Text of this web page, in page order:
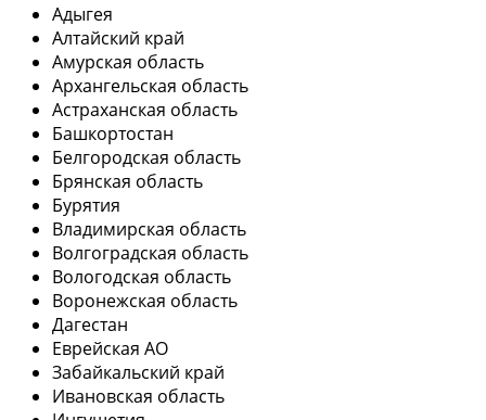
Адыгея
Алтайский край
Амурская область
Архангельская область
Астраханская область
Башкортостан
Белгородская область
Брянская область
Бурятия
Владимирская область
Волгоградская область
Вологодская область
Воронежская область
Дагестан
Еврейская АО
Забайкальский край
Ивановская область